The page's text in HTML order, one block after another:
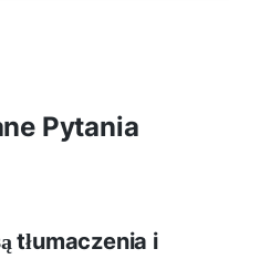
Pytania
tłumaczenia i